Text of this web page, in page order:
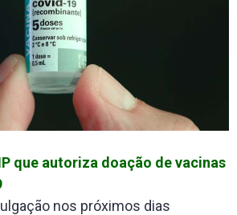
que autoriza doação de vacinas
nos próximos dias